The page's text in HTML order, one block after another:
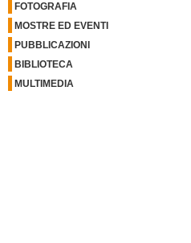
FOTOGRAFIA
MOSTRE ED EVENTI
PUBBLICAZIONI
BIBLIOTECA
MULTIMEDIA